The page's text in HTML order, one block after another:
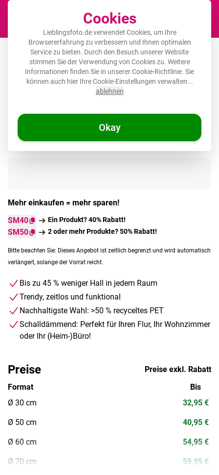
Cookies
Lieblingsfoto.de verwendet Cookies, um Ihre
Browsererfahrung zu verbessern und Ihnen optimalen
Service zu bieten. Durch den Besuch unserer Website
stimmen Sie der Verwendung von Cookies zu. Weitere
Informationen finden Sie in unsererCookie-Richtlinie. Sie
können auch hier Ihre Cookie-Einstellungen verwalten...
ablehnen
Okay
Akustikbild rund - Blumenstrauß -
Tulpen - Vase - Rot
🌞 SOMMERDEALS
Mehr einkaufen = mehr sparen!
SM40
Ein Produkt? 40% Rabatt!
SM50 2 oder mehr Produkte? 50% Rabatt!
Bitte beachten Sie: Dieses Angebot ist zeitlich begrenzt und wird automatisch
verlängert, solange der Vorrat reicht.
Bis zu 45 % weniger Hall in jedem Raum
Trendy, zeitlos und funktional
Nachhaltigste Wahl: >50 % recyceltes PET
Schalldämmend: Perfekt für Ihren Flur, Ihr Wohnzimmer
oder Ihr (Heim-)Büro!
Preise
Preise exkl. Rabatt
Format
Ø 30 cm
Ø 50 cm
Ø 60 cm
Ø 70 cm
Bis
32,95 €
40,95 €
54,95 €
59,95 €